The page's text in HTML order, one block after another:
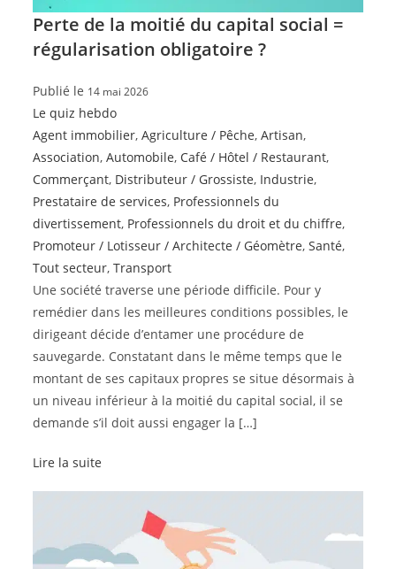
Perte de la moitié du capital social =
régularisation obligatoire ?
Publié le 14 mai 2026
Le quiz hebdo
Agent immobilier,Agriculture / Pêche,Artisan,
Association,Automobile, Café / Hôtel / Restaurant,
Commerçant, Distributeur / Grossiste, Industrie,
Prestataire de services, Professionnels du
divertissement, Professionnels du droit et du chiffre,
Promoteur / Lotisseur / Architecte / Géomètre,Santé,
Tout secteur,Transport
Une société traverse une période difficile. Pour y
remédier dans les meilleures conditions possibles, le
dirigeant décide d’entamer une procédure de
sauvegarde. Constatant dans le même temps que le
montant de ses capitaux propres se situe désormais à
un niveau inférieur à la moitié du capital social, il se
demande s’il doit aussi engager la […]
Lire la suite